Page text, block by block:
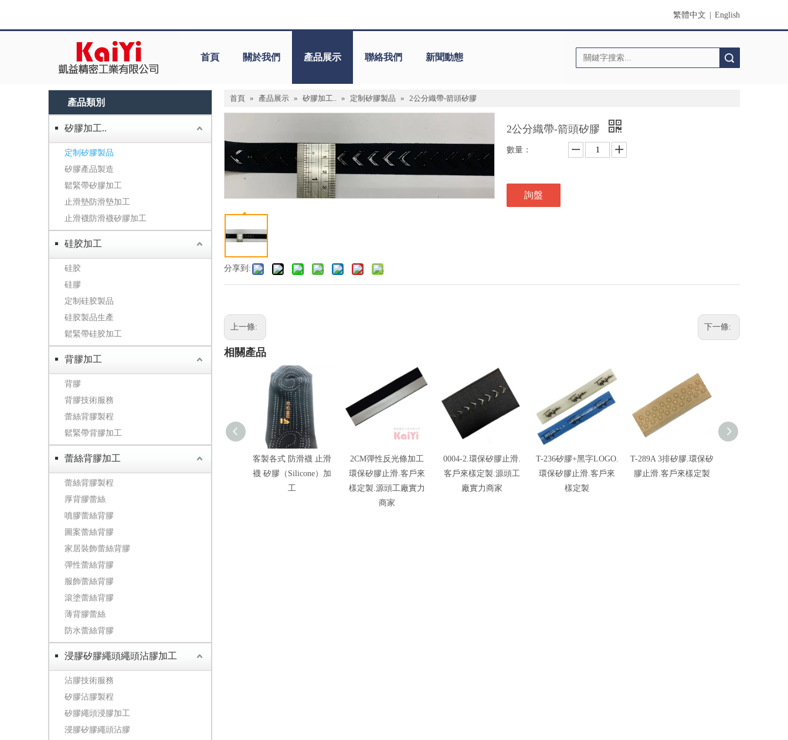
繁體中文 English
首頁 關於我們 產品展示 聯絡我們 新聞動態
產品類別
矽膠加工..
定制矽膠製品
矽膠產品製造
鬆緊帶矽膠加工
止滑墊防滑墊加工
止滑襪防滑襪矽膠加工
硅胶加工
硅胶
硅膠
定制硅胶製品
硅胶製品生產
鬆緊帶硅胶加工
背膠加工
背膠
背膠技術服務
蕾絲背膠製程
鬆緊帶背膠加工
蕾絲背膠加工
蕾絲背膠製程
厚背膠蕾絲
噴膠蕾絲背膠
圖案蕾絲背膠
家居裝飾蕾絲背膠
彈性蕾絲背膠
服飾蕾絲背膠
滾塗蕾絲背膠
薄背膠蕾絲
防水蕾絲背膠
浸膠矽膠繩頭繩頭沾膠加工
沾膠技術服務
矽膠沾膠製程
矽膠繩頭浸膠加工
浸膠矽膠繩頭沾膠
首頁 » 產品展示 » 矽膠加工.. » 定制矽膠製品 » 2公分織帶-箭頭矽膠
分享到:
2公分織帶-箭頭矽膠
數量：
詢盤
上一條: 下一條:
相關產品
客製各式 防滑襪 止滑
襪 矽膠（Silicone）加
工
2CM彈性反光條加工
環保矽膠止滑.客戶來
樣定製.源頭工廠實力
商家
0004-2.環保矽膠止滑.
客戶來樣定製.源頭工
廠實力商家
T-236矽膠+黑字LOGO.
環保矽膠止滑.客戶來
樣定製
T-289A 3排矽膠.環保矽
膠止滑.客戶來樣定製